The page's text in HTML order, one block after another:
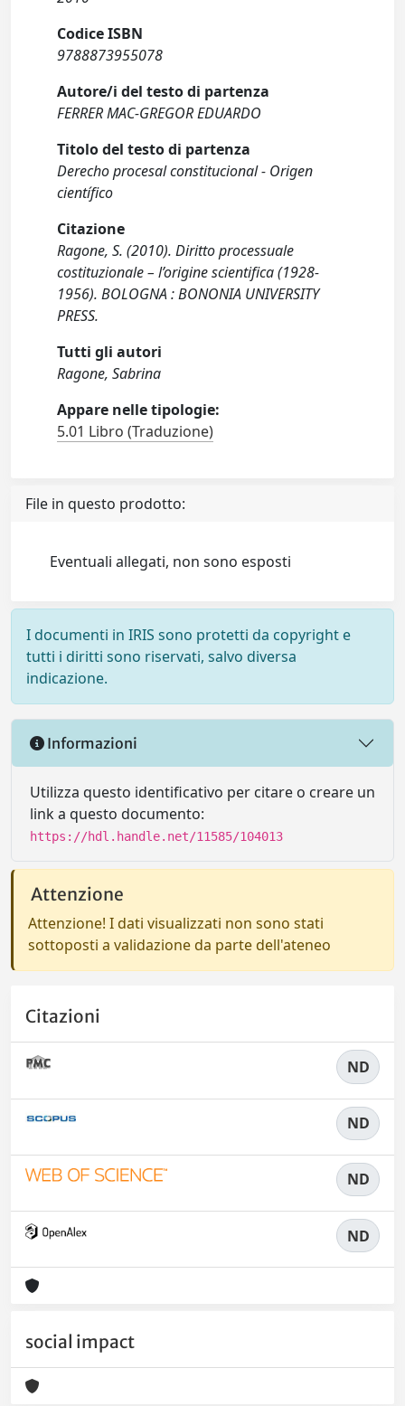
Codice ISBN
9788873955078
Autore/i del testo di partenza
FERRER MAC-GREGOR EDUARDO
Titolo del testo di partenza
Derecho procesal constitucional - Origen
científico
Citazione
Ragone, S. (2010). Diritto processuale
costituzionale – l’origine scientifica (1928-
1956). BOLOGNA : BONONIA UNIVERSITY
PRESS.
Tutti gli autori
Ragone, Sabrina
Appare nelle tipologie:
5.01 Libro (Traduzione)
File in questo prodotto:
Eventuali allegati, non sono esposti
I documenti in IRIS sono protetti da copyright e
tutti i diritti sono riservati, salvo diversa
indicazione.
Informazioni
Utilizza questo identificativo per citare o creare un
link a questo documento:
https://hdl.handle.net/11585/104013
Attenzione
Attenzione! I dati visualizzati non sono stati
sottoposti a validazione da parte dell'ateneo
Citazioni
ND
ND
ND
ND
social impact